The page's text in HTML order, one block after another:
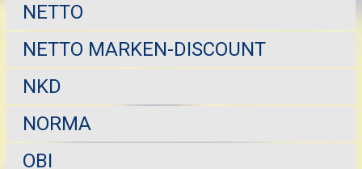
NETTO
NETTO MARKEN-DISCOUNT
NKD
NORMA
OBI